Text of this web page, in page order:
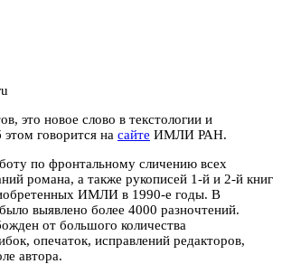
это новое слово в текстологии и
говорится на сайте ИМЛИ РАН.
по фронтальному сличению всех
романа, а также рукописей 1-й и 2-й книг
ИМЛИ в 1990-е годы. В
было выявлено более 4000 разночтений.
от большого количества
опечаток, исправлений редакторов,
автора.